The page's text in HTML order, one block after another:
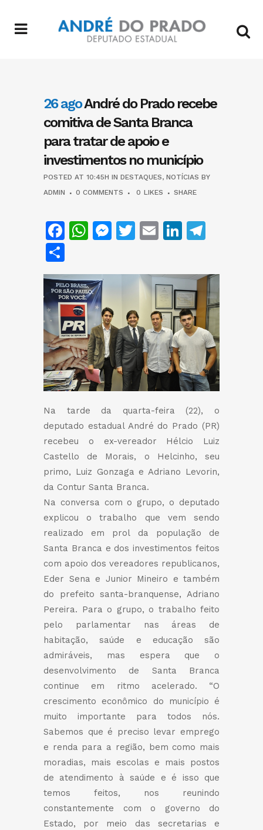
26 agoAndré do Prado recebe
comitiva de Santa Branca
para tratar de apoio e
investimentos no município
POSTED AT 10:45H IN DESTAQUES, NOTÍCIAS BY
ADMIN
0 COMMENTS 0 LIKES SHARE
Facebook
WhatsApp
Messenger
Twitter
EmailLinkedIn
Na tarde da quarta-feira (22), o
deputado estadual André do Prado (PR)
recebeu o ex-vereador Hélcio Luiz
Castello de Morais, o Helcinho, seu
primo, Luiz Gonzaga e Adriano Levorin,
da Contur Santa Branca.
Na conversa com o grupo, o deputado
explicou o trabalho que vem sendo
realizado em prol da população de
Santa Branca e dos investimentos feitos
com apoio dos vereadores republicanos,
Eder Sena e Junior Mineiro e também
do prefeito santa-branquense, Adriano
Pereira. Para o grupo, o trabalho feito
pelo parlamentar nas áreas de
habitação, saúde e educação são
admiráveis, mas espera que o
desenvolvimento de Santa Branca
continue em ritmo acelerado. “O
crescimento econômico do município é
muito importante para todos nós.
Sabemos que é preciso levar emprego
e renda para a região, bem como mais
moradias, mais escolas e mais postos
de atendimento à saúde e é isso que
temos feitos, nos reunindo
constantemente com o governo do
Estado, por meio das secretarias e